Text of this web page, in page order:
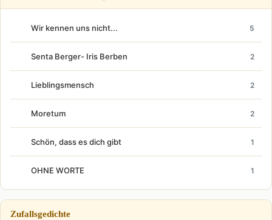
Wir kennen uns nicht... 5
Senta Berger- Iris Berben 2
Lieblingsmensch 2
Moretum 2
Schön, dass es dich gibt 1
OHNE WORTE 1
Zufallsgedichte